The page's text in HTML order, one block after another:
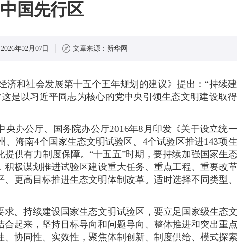
中国先行区
2026年02月07日 文章来源： 新华网
和社会发展第十五个五年规划的建议》提出：“持续
是以习近平同志为核心的党中央引领生态文明建设取
办公厅、国务院办公厅2016年8月印发《关于设立统
海南4个国家生态文明试验区。4个试验区推进143项
供有力制度保障。“十五五”时期，要持续加强国家生
极谋划推进试验区建设重大任务、重点工程、重要改
更高目标推进生态文明体制改革。适时选择不同类型
。持续建设国家生态文明试验区，要立足国家级生态
起来，坚持目标导向和问题导向、整体推进和突出重
协同性、实效性，聚焦体制创新、制度供给、模式探